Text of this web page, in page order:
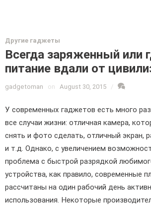
Другие гаджеты
Всегда заряженный или
питание вдали от
gadgetoman on August 30, 2015 /
У современных гаджетов есть много
все случаи жизни: отличная камера,
снять и фото сделать, отличный экран,
и т.д. Однако, с увеличением
проблема с быстрой разрядкой
устройства, как правило, современные
рассчитаны на один рабочий день
использования. Некоторые